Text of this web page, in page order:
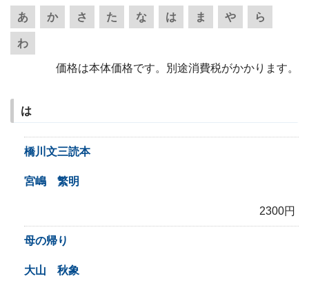
あ か さ た な は ま や ら
わ
価格は本体価格です。別途消費税がかかります。
は
橋川文三読本
宮嶋 繁明
2300円
母の帰り
大山 秋象